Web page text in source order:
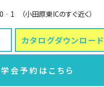
（小田原東ICのすぐ近く）
カタログダウンロード
会予約はこちら